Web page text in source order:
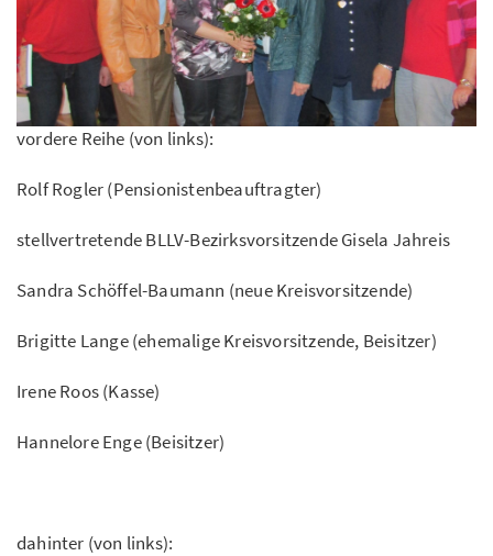
vordere Reihe (von links):
Rolf Rogler (Pensionistenbeauftragter)
stellvertretende BLLV-Bezirksvorsitzende Gisela Jahreis
Sandra Schöffel-Baumann (neue Kreisvorsitzende)
Brigitte Lange (ehemalige Kreisvorsitzende, Beisitzer)
Irene Roos (Kasse)
Hannelore Enge (Beisitzer)
dahinter (von links):